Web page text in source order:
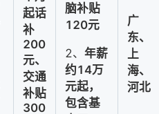
起话
补
200
元、
交通
补贴
300
脑补贴
120元
2、 年薪
约14万
元起，
包含基
广
东、
上
海、
河北